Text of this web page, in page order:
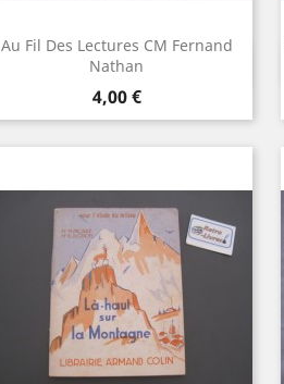
Au Fil Des Lectures CM Fernand
Nathan
Prix
4,00 €
Aperçu rapide